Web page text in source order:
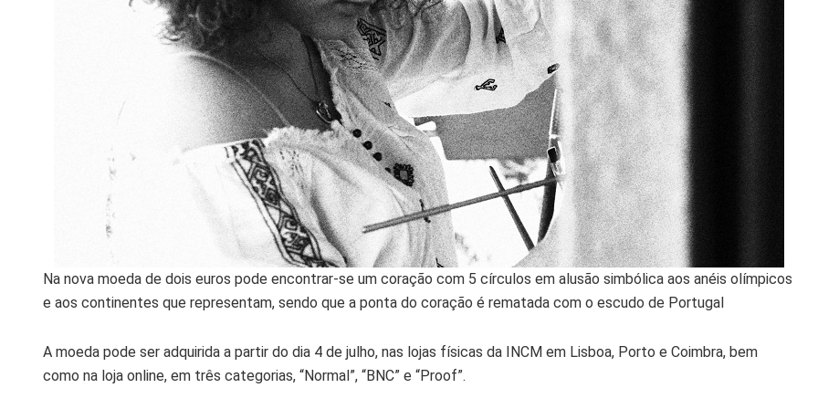
Na nova moeda de dois euros pode encontrar-se um coração com 5 círculos em alusão simbólica aos anéis olímpicos
e aos continentes que representam, sendo que a ponta do coração é rematada com o escudo de Portugal
A moeda pode ser adquirida a partir do dia 4 de julho, nas lojas físicas da INCM em Lisboa, Porto e Coimbra, bem
como na loja online, em três categorias, “Normal”, “BNC” e “Proof”.